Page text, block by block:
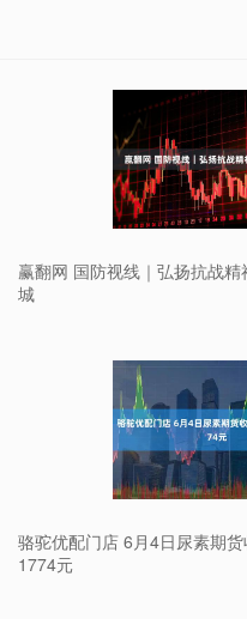
赢翻网 国防视线｜弘扬抗战
城
骆驼优配门店 6月4日尿素期
1774元